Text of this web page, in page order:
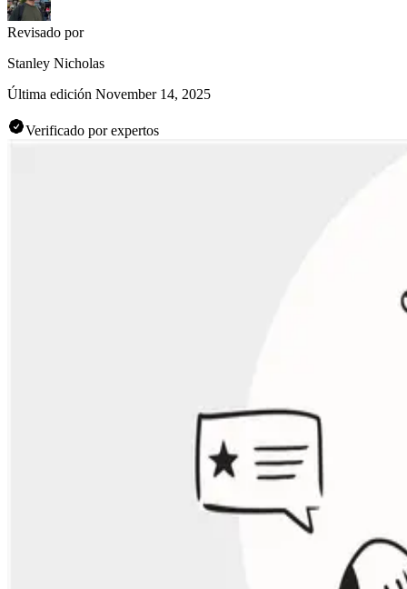
Revisado por
Stanley Nicholas
Última edición November 14, 2025
Verificado por expertos